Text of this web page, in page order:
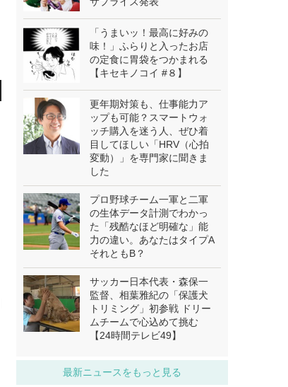
「うまいッ！最高に好みの
味！」ふらりと入ったお店
の定食に胃袋をつかまれる
【キセキノコイ #８】
更年期対策も、仕事能力ア
ップも可能？スマートウォ
ッチ購入を迷う人、ぜひ着
目してほしい「HRV（心拍
変動）」を専門家に聞きま
した
プロ野球チーム一軍と二軍
の生体データ計測でわかっ
た「残酷なほど明確な」能
力の違い。あなたはタイプA
それともB？
サッカー日本代表・森保一
監督、相葉雅紀の「保護犬
トリミング」初参戦 ドリー
ムチームで心込めて挑む
【24時間テレビ49】
最新ニュースをもっと見る